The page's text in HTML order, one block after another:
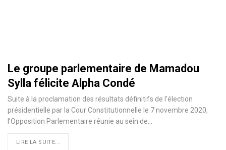
Le groupe parlementaire de Mamadou
Sylla félicite Alpha Condé
Suite à la proclamation des résultats définitifs de l’élection
présidentielle par la Cour Constitutionnelle le 7 novembre 2020,
l’Opposition Parlementaire réunie au sein de
LIRE LA SUITE...